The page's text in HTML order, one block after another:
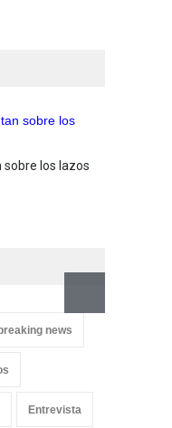
O'Farrill
reality
sobre los lazos
news
Entrevista